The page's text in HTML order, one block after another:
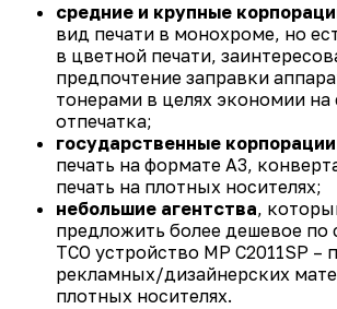
средние и крупные
вид печати в монохроме, но
в цветной печати,
предпочтение заправки
тонерами в целях экономии на
отпечатка;
государственные корпорации
печать на формате А3,
печать на плотных носителях;
небольшие агентства,
предложить более дешевое по
TCO устройство MP C2011SP –
рекламных/дизайнерских
плотных носителях.